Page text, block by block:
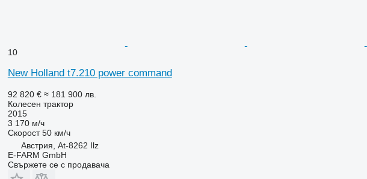
10
New Holland t7.210 power command
92 820 € ≈ 181 900 лв.
Колесен трактор
2015
3 170 м/ч
Скорост 50 км/ч
Австрия, At-8262 Ilz
E-FARM GmbH
Свържете се с продавача